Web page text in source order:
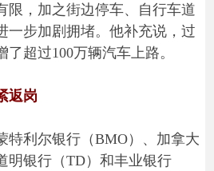
限，加之街边停车、自行车道
一步加剧拥堵。他补充说，过
超过100万辆汽车上路。
返岗
利尔银行（BMO）、加拿大
明银行（TD）和丰业银行